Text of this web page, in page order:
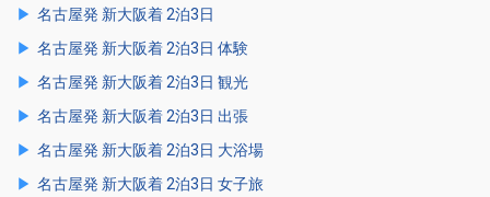
名古屋発 新大阪着 2泊3日
名古屋発 新大阪着 2泊3日 体験
名古屋発 新大阪着 2泊3日 観光
名古屋発 新大阪着 2泊3日 出張
名古屋発 新大阪着 2泊3日 大浴場
名古屋発 新大阪着 2泊3日 女子旅